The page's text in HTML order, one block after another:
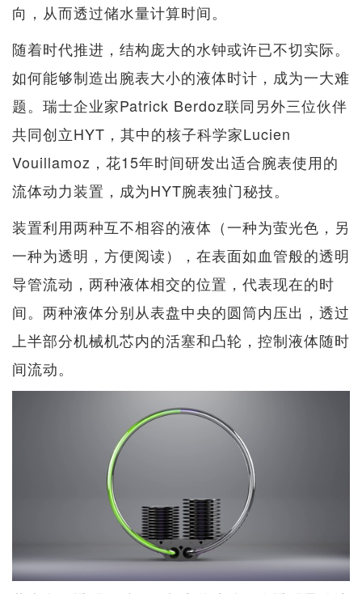
向，从而透过储水量计算时间。
随着时代推进，结构庞大的水钟或许已不切实际。
如何能够制造出腕表大小的液体时计，成为一大难
题。瑞士企业家Patrick Berdoz联同另外三位伙伴
共同创立HYT，其中的核子科学家Lucien
Vouillamoz，花15年时间研发出适合腕表使用的
流体动力装置，成为HYT腕表独门秘技。
装置利用两种互不相容的液体（一种为萤光色，另
一种为透明，方便阅读），在表面如血管般的透明
导管流动，两种液体相交的位置，代表现在的时
间。两种液体分别从表盘中央的圆筒内压出，透过
上半部分机械机芯内的活塞和凸轮，控制液体随时
间流动。